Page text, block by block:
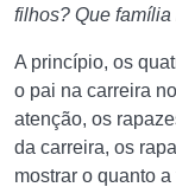
filhos? Que família
A princípio, os
o pai na carreira
atenção, os
da carreira, os
mostrar o quanto